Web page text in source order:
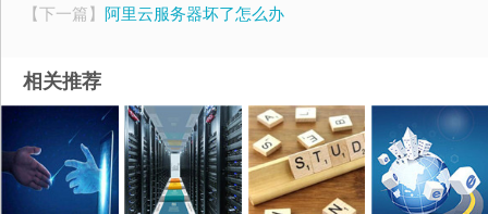
【下一篇】 阿里云服务器坏了怎么办
相关推荐